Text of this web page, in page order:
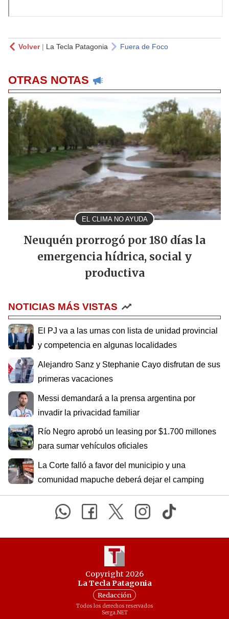
Volver| La Tecla Patagonia Fuera de Foco
OTRAS NOTAS
EL CLIMA NO AYUDA
Neuquén prorrogó por 180 días la
emergencia hídrica, social y
productiva
NOTICIAS MÁS VISTAS
El PJ va a las urnas con lista de unidad provincial
y competencia en algunas localidades
Alejandro Sanz y Stephanie Cayo disfrutan de sus
primeras vacaciones
Messi demandará a la prensa argentina por
invadir la privacidad familiar
Río Negro aprobó un leasing por $1.700 millones
para sumar vehículos oficiales
La Corte falló a favor del municipio y una
comunidad mapuche deberá dejar el camping
Copyright 2026
La Tecla Patagonia
Redacción
Todos los derechos reservados
Serga.NET